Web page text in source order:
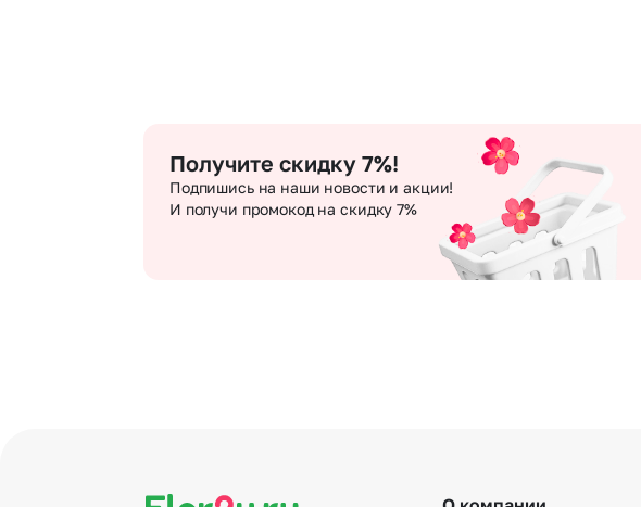
Получите скидку 7%!
Подпишись на наши новости и акции!
И получи промокод на скидку 7%